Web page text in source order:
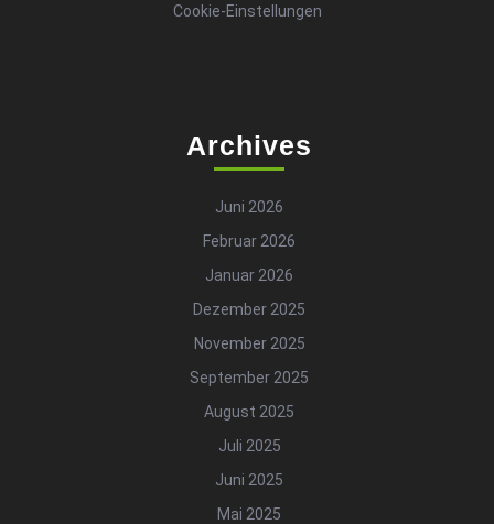
Cookie-Einstellungen
Archives
Juni 2026
Februar 2026
Januar 2026
Dezember 2025
November 2025
September 2025
August 2025
Juli 2025
Juni 2025
Mai 2025